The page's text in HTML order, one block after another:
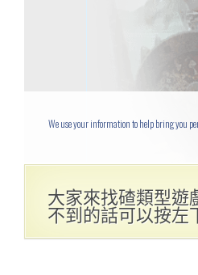
大家來找碴類型遊
不到的話可以按左